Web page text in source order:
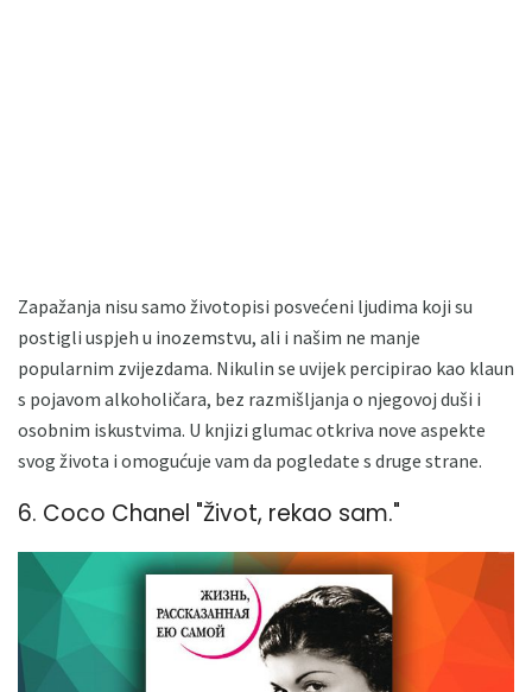
Zapažanja nisu samo životopisi posvećeni ljudima koji su
postigli uspjeh u inozemstvu, ali i našim ne manje
popularnim zvijezdama. Nikulin se uvijek percipirao kao klaun
s pojavom alkoholičara, bez razmišljanja o njegovoj duši i
osobnim iskustvima. U knjizi glumac otkriva nove aspekte
svog života i omogućuje vam da pogledate s druge strane.
6. Coco Chanel "Život, rekao sam."